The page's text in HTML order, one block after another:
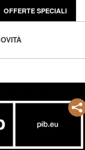
OFFERTE SPECIALI